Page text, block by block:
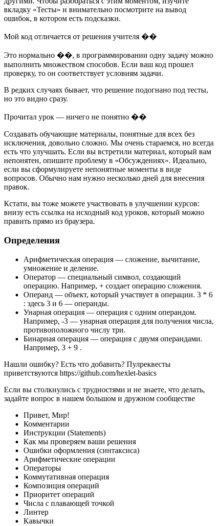
вкладку «Тесты» и внимательно посмотрите на вывод
ошибок, в котором есть подсказки.
Мой код отличается от решения учителя ��
Это нормально ��, в программировании одну задачу можно
выполнить множеством способов. Если ваш код прошел
проверку, то он соответствует условиям задачи.
В редких случаях бывает, что решение подогнано под тесты,
но это видно сразу.
Прочитал урок — ничего не понятно ��
Создавать обучающие материалы, понятные для всех без
исключения, довольно сложно. Мы очень стараемся, но всегда
есть что улучшать. Если вы встретили материал, который вам
непонятен, опишите проблему в «Обсуждениях». Идеально,
если вы сформулируете непонятные моменты в виде
вопросов. Обычно нам нужно несколько дней для внесения
правок.
Кстати, вы тоже можете участвовать в улучшении курсов:
внизу есть ссылка на исходный код уроков, который можно
править прямо из браузера.
Определения
Арифметическая операция — сложение, вычитание,
умножение и деление.
Оператор — специальный символ, создающий
операцию. Например, + создает операцию сложения.
Операнд — объект, который участвует в операции. 3 * 6
: здесь 3 и 6 — операнды.
Унарная операция — операция с одним операндом.
Например, -3 — унарная операция для получения числа,
противоположного числу три.
Бинарная операция — операция с двумя операндами.
Например, 3 + 9 .
Нашли ошибку? Есть что добавить? Пулреквесты
приветствуются https://github.com/hexlet-basics
Если вы столкнулись с трудностями и не знаете, что делать,
задайте вопрос в нашем большом и дружном сообществе
Привет, Мир!
Комментарии
Инструкции (Statements)
Как мы проверяем ваши решения
Ошибки оформления (синтаксиса)
Арифметические операции
Операторы
Коммутативная операция
Композиция операций
Приоритет операций
Числа с плавающей точкой
Линтер
Кавычки